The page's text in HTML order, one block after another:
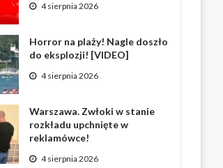
4 sierpnia 2026
Horror na plaży! Nagle doszło
do eksplozji! [VIDEO]
4 sierpnia 2026
Warszawa. Zwłoki w stanie
rozkładu upchnięte w
reklamówce!
4 sierpnia 2026